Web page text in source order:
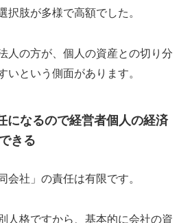
択肢が多様で高額でした。
人の方が、個人の資産との切り分
いという側面があります。
になるので経営者個人の経済
きる
会社」の責任は有限です。
人格ですから、基本的に会社の資